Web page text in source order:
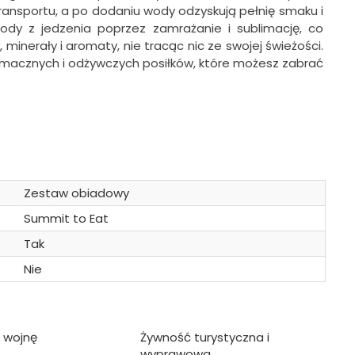
a po dodaniu wody odzyskują pełnię smaku i
z jedzenia poprzez zamrażanie i sublimację, co
i aromaty, nie tracąc nic ze swojej świeżości.
i odżywczych posiłków, które możesz zabrać
Zestaw obiadowy
Summit to Eat
Tak
Nie
wojnę
Żywność turystyczna i